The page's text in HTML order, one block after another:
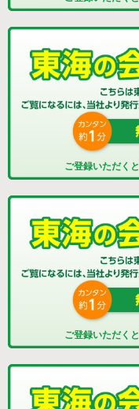
ご登録いただくと
ご登録いただくと